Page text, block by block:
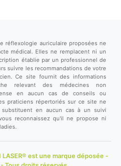
réflexologie auriculaire proposées ne
médical. Elles ne remplacent ni un
établie par un professionnel de
suivre les recommandations de votre
Ce site fournit des informations
relevant des médecines non
en aucun cas de conseils ou
praticiens répertoriés sur ce site ne
en aucun cas à un suivi
reconnaissez qu'il ne propose ni
est une marque déposée -